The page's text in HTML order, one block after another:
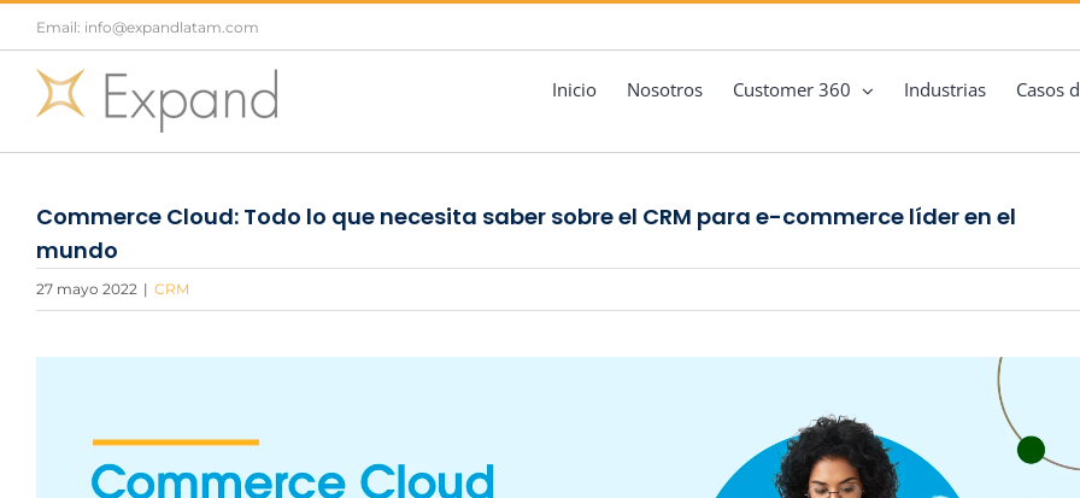
Saltar
al
contenido
Email: info@expandlatam.com
Inicio Nosotros Customer 360 Industrias Casos
Commerce Cloud: Todo lo que necesita saber sobre el CRM para e-commerce líder en el
mundo
27 mayo 2022 | CRM